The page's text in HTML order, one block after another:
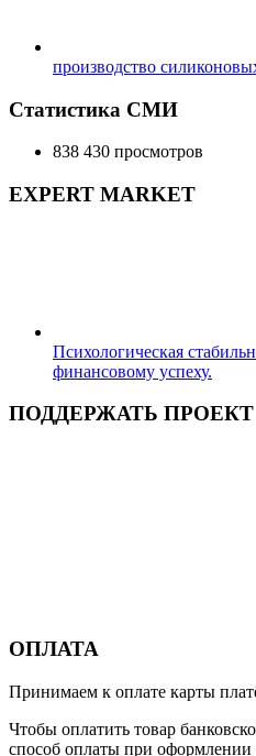
производство
Статистика СМИ
838 430 просмотров
EXPERT MARKET
Психологическая
финансовому успеху.
ПОДДЕРЖАТЬ ПРОЕКТ
ОПЛАТА
Принимаем к оплате карты
Чтобы оплатить товар
способ оплаты при оформлении